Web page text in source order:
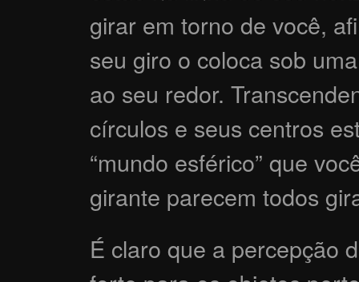
girar em torno de você,
seu giro o coloca sob
ao seu redor.
círculos e seus centros
“mundo esférico” que
girante parecem todos
É claro que a percepção